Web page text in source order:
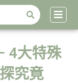
搜
尋
4大特殊
究竟